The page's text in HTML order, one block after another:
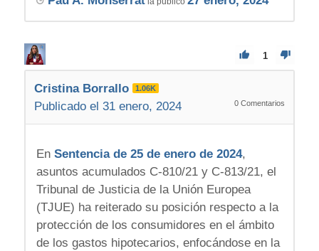
1
Cristina Borrallo 1.06K
Publicado el 31 enero, 2024 0 Comentarios
En Sentencia de 25 de enero de 2024,
asuntos acumulados C-810/21 y C-813/21, el
Tribunal de Justicia de la Unión Europea
(TJUE) ha reiterado su posición respecto a la
protección de los consumidores en el ámbito
de los gastos hipotecarios, enfocándose en la